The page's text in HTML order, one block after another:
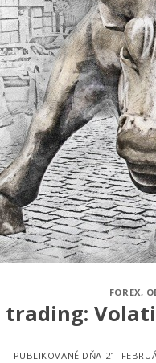
FOREX,
trading:
PUBLIKOVANÉ DŇA 21.